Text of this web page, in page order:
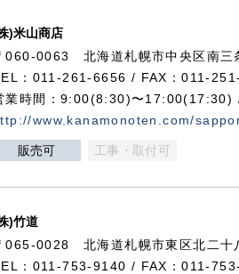
)米山商店
060-0063 北海道札幌市中央区南三
：011-261-6656 / FAX：011-
業時間：9:00(8:30)〜17:00(17:30)
www.kanamonoten.com/
販売可 工事・取付可
)竹道
065-0028 北海道札幌市東区北二十
：011-753-9140 / FAX：011-